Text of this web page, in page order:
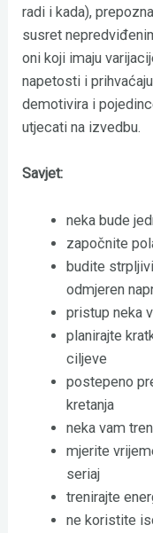
radi i kada),
susret
oni koji imaju
napetosti i
demotivira i
utjecati na izvedbu.
Savjet:
neka bude
započnite
budite
odmjeren
pristup neka
planirajte
ciljeve
postepeno
kretanja
neka vam
mjerite
seriaj
trenirajte
ne koristite